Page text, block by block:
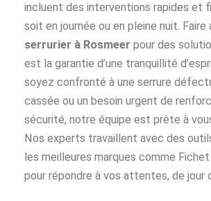
incluent des interventions rapides et
soit en journée ou en pleine nuit. Faire
serrurier à Rosmeer pour des
est la garantie d’une tranquillité
soyez confronté à une serrure
cassée ou un besoin urgent de
sécurité, notre équipe est prête à
Nos experts travaillent avec des
les meilleures marques comme
pour répondre à vos attentes, de jour